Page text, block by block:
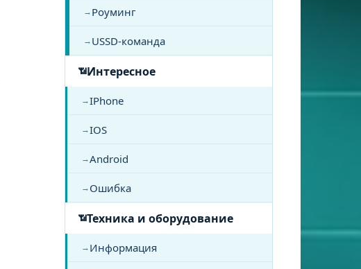
Роуминг
USSD-команда
Интересное
IPhone
IOS
Android
Ошибка
Техника и оборудование
Информация